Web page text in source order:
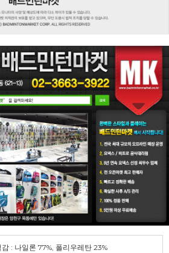
감 : 나일론 77%, 폴리우레탄 23%